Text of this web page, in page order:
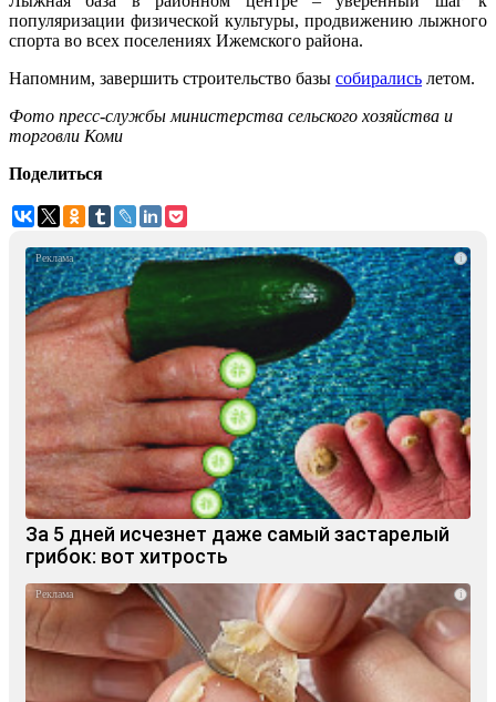
популяризации физической культуры, продвижению лыжного
спорта во всех поселениях Ижемского района.
Напомним, завершить строительство базы собирались летом.
Фото пресс-службы министерства сельского хозяйства и
торговли Коми
Поделиться
i
За 5 дней исчезнет даже самый застарелый
грибок: вот хитрость
i